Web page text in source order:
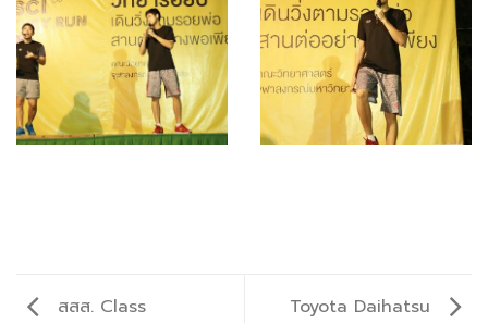
สสส. Class Toyota Daihatsu